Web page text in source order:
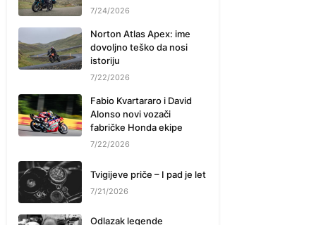
7/24/2026
Norton Atlas Apex: ime
dovoljno teško da nosi
istoriju
7/22/2026
Fabio Kvartararo i David
Alonso novi vozači
fabričke Honda ekipe
7/22/2026
Tvigijeve priče – I pad je let
7/21/2026
Odlazak legende